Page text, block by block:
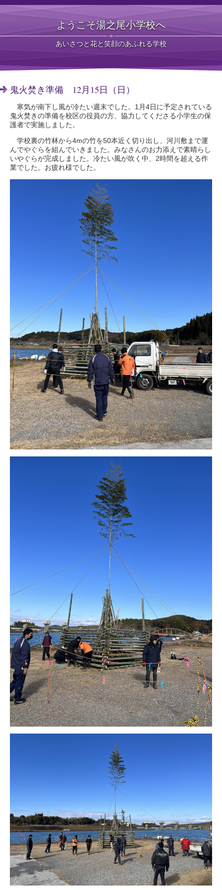
ようこそ湯之尾小学校へ
あいさつと花と笑顔のあふれる学校
鬼火焚き準備 12月15日（日）
寒気が南下し風が冷たい週末でした。1月4日に予定されている
鬼火焚きの準備を校区の役員の方、協力してくださる小学生の保
護者で実施しました。
学校裏の竹林から4mの竹を50本近く切り出し、河川敷まで運
んでやぐらを組んでいきました。みなさんのお力添えで素晴らし
いやぐらが完成しました。冷たい風が吹く中、2時間を超える作
業でした。お疲れ様でした。